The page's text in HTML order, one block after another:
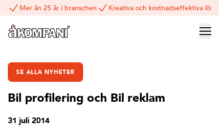
Mer än 25 år i branschen Kreativa och kostnadseffektiva
SE ALLA NYHETER
Bil profilering och Bil reklam
31 juli 2014